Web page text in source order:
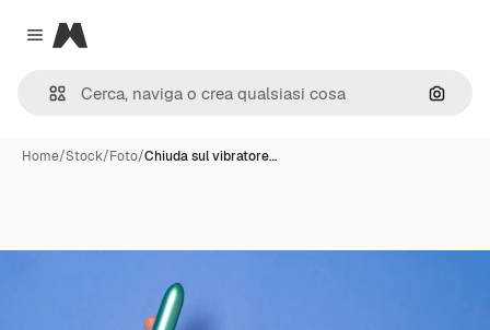
Close menu
Magnific
Cerca
Home/Stock/Foto/Chiuda sul vibratore…